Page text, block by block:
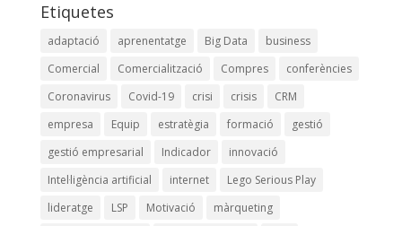
Etiquetes
adaptació aprenentatge Big Data
business
Comercial
Comercialització Compres
conferències
Coronavirus
Covid-19 crisi crisis
CRM
empresa
Equip estratègia formació
gestió
gestió empresarial
Indicador
innovació
Intel·ligència artificial
internet
Lego Serious Play
lideratge
LSP Motivació màrqueting